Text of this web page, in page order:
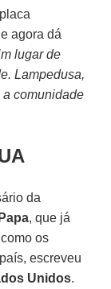
agora dá
lugar de
Lampedusa,
a comunidade
da
Papa, que já
os
escreveu
Unidos.